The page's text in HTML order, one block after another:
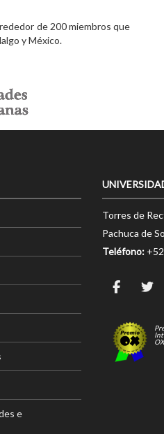
de 200 miembros que
y México.
e
Torres de
Pachuca de
Teléfono:
OX